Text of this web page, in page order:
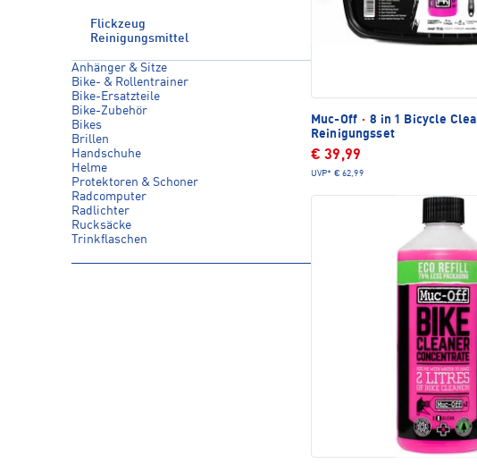
Flickzeug
Reinigungsmittel
Anhänger & Sitze
Bike- & Rollentrainer
Bike-Ersatzteile
Bike-Zubehör
Bikes
Brillen
Handschuhe
Helme
Protektoren & Schoner
Radcomputer
Radlichter
Rucksäcke
Trinkflaschen
Muc-Off · 8 in 1 Bicycle
Reinigungsset
€ 39,99
UVP* € 62,99